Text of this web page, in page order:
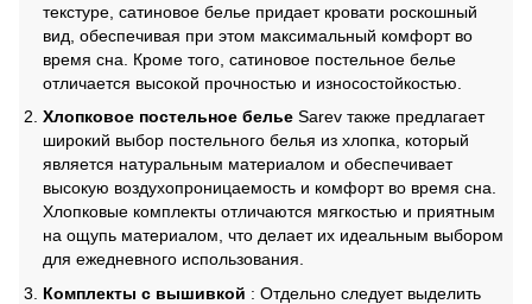
текстуре, сатиновое белье придает кровати роскошный
вид, обеспечивая при этом максимальный комфорт во
время сна. Кроме того, сатиновое постельное белье
отличается высокой прочностью и износостойкостью.
Хлопковое постельное белье Sarev также предлагает
широкий выбор постельного белья из хлопка, который
является натуральным материалом и обеспечивает
высокую воздухопроницаемость и комфорт во время сна.
Хлопковые комплекты отличаются мягкостью и приятным
на ощупь материалом, что делает их идеальным выбором
для ежедневного использования.
Комплекты с вышивкой : Отдельно следует выделить